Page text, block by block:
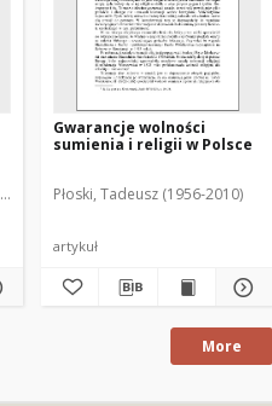
Guzowski, Jan (1955- ). Redaktor naczelny
Gwarancje wolności
sumienia i religii w Polsce
Płoski, Tadeusz (1956-2010)
artykuł
More